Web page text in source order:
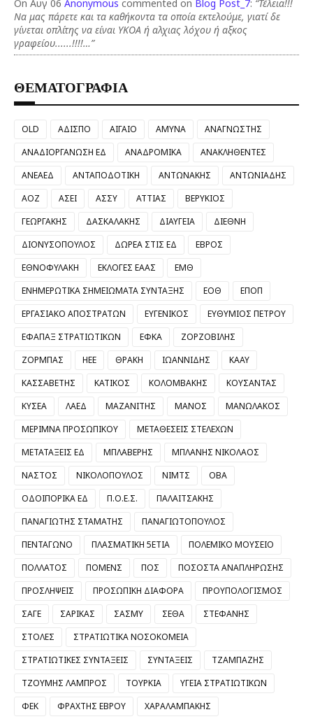
On Αυγ 06 Anonymous commented on Blog Post_7: “Τέλεια!!!
Να μας πάρετε και τα καθήκοντα τα οποία εκτελούμε, γιατί δε
γίνεται οπλίτης να είναι ΥΚΟΑ ή αλχιας λόχου ή αξκος
γραφείου......!!!!…”
ΘΕΜΑΤΟΓΡΑΦΙΑ
OLD ΑΔΙΣΠΟ ΑΙΓΑΙΟ ΑΜΥΝΑ
ΑΝΑΓΝΩΣΤΗΣ
ΑΝΑΔΙΟΡΓΑΝΩΣΗ ΕΔ
ΑΝΑΔΡΟΜΙΚΑ
ΑΝΑΚΛΗΘΕΝΤΕΣ
ΑΝΕΑΕΔ
ΑΝΤΑΠΟΔΟΤΙΚΗ ΑΝΤΩΝΑΚΗΣ
ΑΝΤΩΝΙΑΔΗΣ
ΑΟΖ
ΑΣΕΙ ΑΣΣΥ ΑΤΤΙΑΣ
ΒΕΡΥΚΙΟΣ
ΓΕΩΡΓΑΚΗΣ
ΔΑΣΚΑΛΑΚΗΣ ΔΙΑΥΓΕΙΑ
ΔΙΕΘΝΗ
ΔΙΟΝΥΣΟΠΟΥΛΟΣ
ΔΩΡΕΑ ΣΤΙΣ ΕΔ
ΕΒΡΟΣ
ΕΘΝΟΦΥΛΑΚΗ
ΕΚΛΟΓΕΣ ΕΑΑΣ
ΕΜΘ
ΕΝΗΜΕΡΩΤΙΚΑ ΣΗΜΕΙΩΜΑΤΑ ΣΥΝΤΑΞΗΣ
ΕΟΘ
ΕΠΟΠ
ΕΡΓΑΣΙΑΚΟ ΑΠΟΣΤΡΑΤΩΝ
ΕΥΓΕΝΙΚΟΣ
ΕΥΘΥΜΙΟΣ ΠΕΤΡΟΥ
ΕΦΑΠΑΞ ΣΤΡΑΤΙΩΤΙΚΩΝ
ΕΦΚΑ
ΖΟΡΖΟΒΙΛΗΣ
ΖΟΡΜΠΑΣ
ΗΕΕ ΘΡΑΚΗ ΙΩΑΝΝΙΔΗΣ
ΚΑΑΥ
ΚΑΣΣΑΒΕΤΗΣ
ΚΑΤΙΚΟΣ ΚΟΛΟΜΒΑΚΗΣ
ΚΟΥΣΑΝΤΑΣ
ΚΥΣΕΑ
ΛΑΕΔ ΜΑΖΑΝΙΤΗΣ ΜΑΝΟΣ
ΜΑΝΩΛΑΚΟΣ
ΜΕΡΙΜΝΑ ΠΡΟΣΩΠΙΚΟΥ
ΜΕΤΑΘΕΣΕΙΣ ΣΤΕΛΕΧΩΝ
ΜΕΤΑΤΑΞΕΙΣ ΕΔ
ΜΠΛΑΒΕΡΗΣ
ΜΠΛΑΝΗΣ ΝΙΚΟΛΑΟΣ
ΝΑΣΤΟΣ
ΝΙΚΟΛΟΠΟΥΛΟΣ ΝΙΜΤΣ
ΟΒΑ
ΟΔΟΙΠΟΡΙΚΑ ΕΔ
Π.Ο.Ε.Σ.
ΠΑΛΑΙΤΣΑΚΗΣ
ΠΑΝΑΓΙΩΤΗΣ ΣΤΑΜΑΤΗΣ
ΠΑΝΑΓΙΩΤΟΠΟΥΛΟΣ
ΠΕΝΤΑΓΩΝΟ
ΠΛΑΣΜΑΤΙΚΗ 5ΕΤΙΑ
ΠΟΛΕΜΙΚΟ ΜΟΥΣΕΙΟ
ΠΟΛΛΑΤΟΣ
ΠΟΜΕΝΣ ΠΟΣ
ΠΟΣΟΣΤΑ ΑΝΑΠΛΗΡΩΣΗΣ
ΠΡΟΣΛΗΨΕΙΣ
ΠΡΟΣΩΠΙΚΗ ΔΙΑΦΟΡΑ
ΠΡΟΥΠΟΛΟΓΙΣΜΟΣ
ΣΑΓΕ
ΣΑΡΙΚΑΣ ΣΑΣΜΥ ΣΕΘΑ
ΣΤΕΦΑΝΗΣ
ΣΤΟΛΕΣ
ΣΤΡΑΤΙΩΤΙΚΑ ΝΟΣΟΚΟΜΕΙΑ
ΣΤΡΑΤΙΩΤΙΚΕΣ ΣΥΝΤΑΞΕΙΣ
ΣΥΝΤΑΞΕΙΣ
ΤΖΑΜΠΑΖΗΣ
ΤΖΟΥΜΗΣ ΛΑΜΠΡΟΣ
ΤΟΥΡΚΙΑ
ΥΓΕΙΑ ΣΤΡΑΤΙΩΤΙΚΩΝ
ΦΕΚ
ΦΡΑΧΤΗΣ ΕΒΡΟΥ ΧΑΡΑΛΑΜΠΑΚΗΣ